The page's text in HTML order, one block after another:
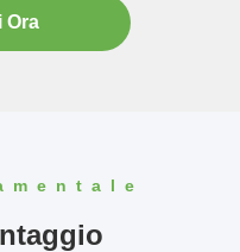
Ora